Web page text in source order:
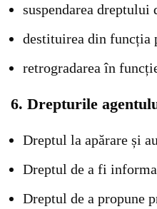
suspendarea
destituirea din funcția
retrogradarea în
6. Drepturile
Dreptul la apărare și
Dreptul de a fi
Dreptul de a propune